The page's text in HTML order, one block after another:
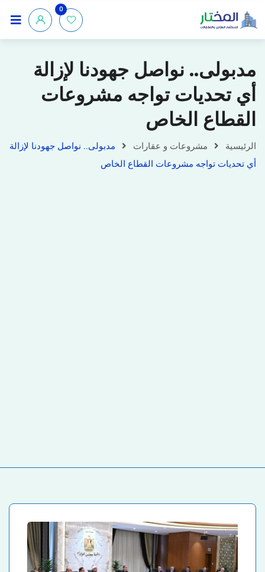
0
مدبولى.. نواصل جهودنا لإزالة
أي تحديات تواجه مشروعات
القطاع الخاص
الرئيسية مشروعات و عقارات
مدبولى.. نواصل جهودنا لإزالة
أي تحديات تواجه مشروعات القطاع الخاص